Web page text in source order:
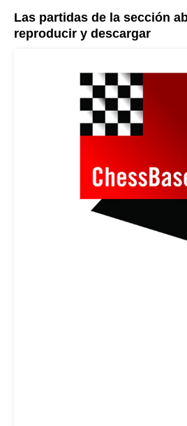
Las partidas de la sección
reproducir y descargar